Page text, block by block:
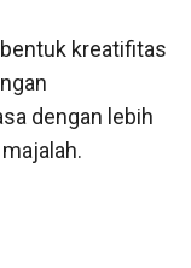
kreatifitas
dengan lebih